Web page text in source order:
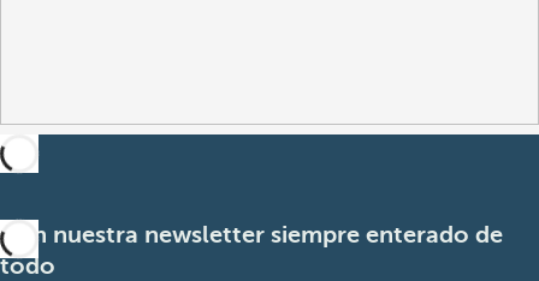
Con nuestra newsletter siempre enterado de
todo